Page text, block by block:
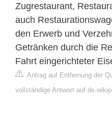
Zugrestaurant,
auch
den Erwerb und
Getränken durch die
Fahrt eingerichteter
Antrag auf Entfernung der
vollständige Antwort auf